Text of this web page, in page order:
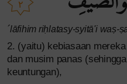
٢
´lāfihim riḥlatasy-syitā'i waṣ-
2. (yaitu) kebiasaan
dan musim panas
keuntungan),